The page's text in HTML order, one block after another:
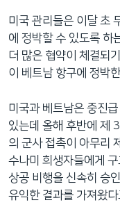
미국 관리들은 이달 초
에 정박할 수 있도록 하
더 많은 협약이 체결되
이 베트남 항구에 정박
미국과 베트남은 중진
있는데 올해 후반에 제
의 군사 접촉이 아무리
수나미 희생자들에게
상공 비행을 신속히 승
유익한 결과를 가져왔